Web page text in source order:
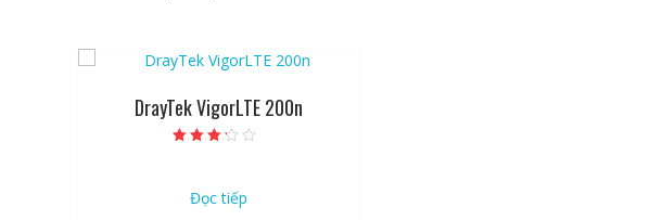
DrayTek VigorLTE 200n
5 sao
Đọc tiếp